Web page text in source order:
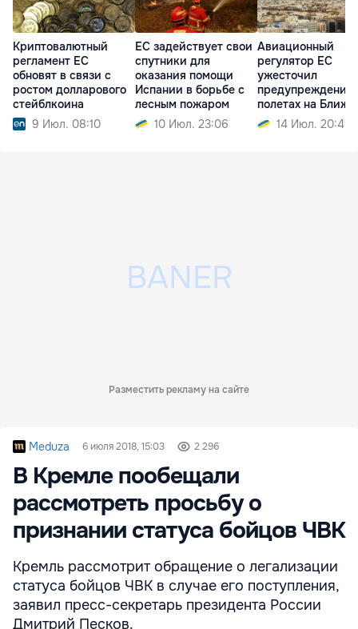
Криптовалютный
регламент ЕС
обновят в связи с
ростом долларового
стейблкоина
9 Июл. 08:10
ЕС задействует свои
спутники для
оказания помощи
Испании в борьбе с
лесным пожаром
10 Июл. 23:06
Авиационный
регулятор ЕС
ужесточил
предупреждение
полетах на
Востоке
14 Июл. 20:49
Разместить рекламу на сайте
Meduza 6 июля 2018, 15:03 2 296
В Кремле пообещали
рассмотреть просьбу о
признании статуса бойцов ЧВК
Кремль рассмотрит обращение о легализации
статуса бойцов ЧВК в случае его поступления,
заявил пресс-секретарь президента России
Дмитрий Песков.